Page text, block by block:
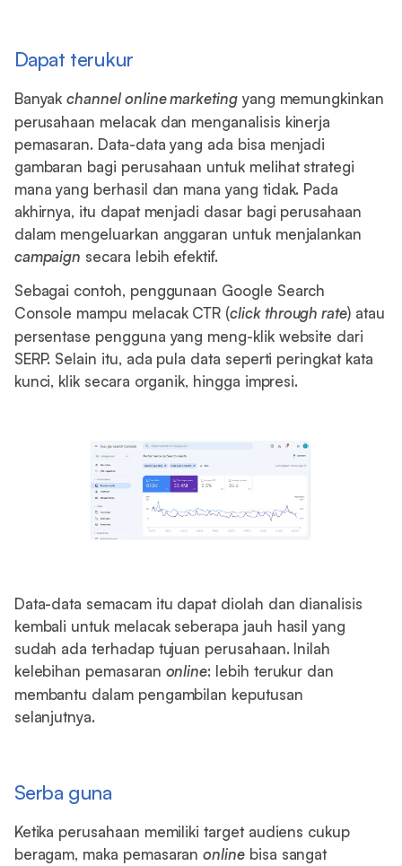
Dapat terukur
Banyakchannel online marketingyang memungkinkan
perusahaan melacak dan menganalisis kinerja
pemasaran. Data-data yang ada bisa menjadi
gambaran bagi perusahaan untuk melihat strategi
mana yang berhasil dan mana yang tidak. Pada
akhirnya, itu dapat menjadi dasar bagi perusahaan
dalam mengeluarkan anggaran untuk menjalankan
campaign secara lebih efektif.
Sebagai contoh, penggunaan Google Search
Console mampu melacak CTR (click through rate) atau
persentase pengguna yang meng-klik website dari
SERP. Selain itu, ada pula data seperti peringkat kata
kunci, klik secara organik, hingga impresi.
Data-data semacam itu dapat diolah dan dianalisis
kembali untuk melacak seberapa jauh hasil yang
sudah ada terhadap tujuan perusahaan. Inilah
kelebihan pemasaran online: lebih terukur dan
membantu dalam pengambilan keputusan
selanjutnya.
Serba guna
Ketika perusahaan memiliki target audiens cukup
beragam, maka pemasaranonlinebisa sangat